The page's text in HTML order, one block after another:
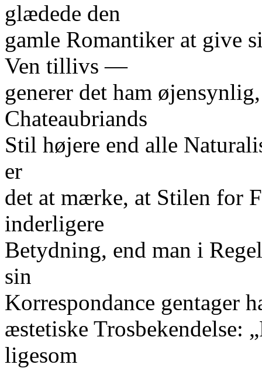
glædede den
gamle Romantiker at give
Ven tillivs —
generer det ham
Chateaubriands
Stil højere end alle
er
det at mærke, at Stilen for
inderligere
Betydning, end man i
sin
Korrespondance gentager
æstetiske Trosbekendelse:
ligesom